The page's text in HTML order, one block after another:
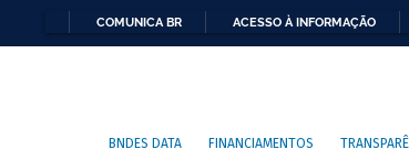
COMUNICA BR ACESSO À INFORMAÇÃO
BNDES DATA FINANCIAMENTOS